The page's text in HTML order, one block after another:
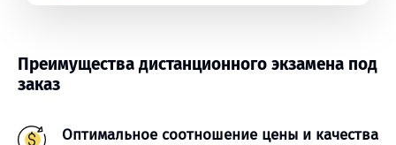
Преимущества дистанционного экзамена под
заказ
Оптимальное соотношение цены и качества